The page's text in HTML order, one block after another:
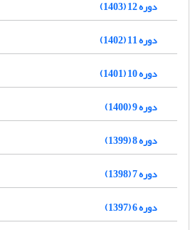
دوره 12 (1403)
دوره 11 (1402)
دوره 10 (1401)
دوره 9 (1400)
دوره 8 (1399)
دوره 7 (1398)
دوره 6 (1397)